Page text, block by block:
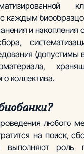
каждым
и накопления
(допустимы
коллектива.
любого
на поиск,
выполняют роль